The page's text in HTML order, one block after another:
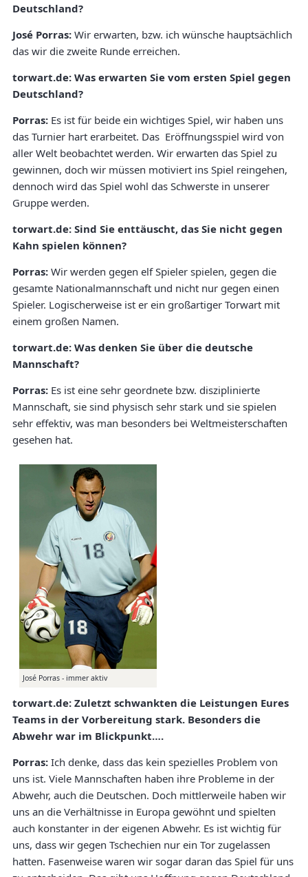
Deutschland?
José Porras: Wir erwarten, bzw. ich wünsche hauptsächlich
das wir die zweite Runde erreichen.
torwart.de: Was erwarten Sie vom ersten Spiel gegen
Deutschland?
Porras: Es ist für beide ein wichtiges Spiel, wir haben uns
das Turnier hart erarbeitet. Das Eröffnungsspiel wird von
aller Welt beobachtet werden. Wir erwarten das Spiel zu
gewinnen, doch wir müssen motiviert ins Spiel reingehen,
dennoch wird das Spiel wohl das Schwerste in unserer
Gruppe werden.
torwart.de: Sind Sie enttäuscht, das Sie nicht gegen
Kahn spielen können?
Porras: Wir werden gegen elf Spieler spielen, gegen die
gesamte Nationalmannschaft und nicht nur gegen einen
Spieler. Logischerweise ist er ein großartiger Torwart mit
einem großen Namen.
torwart.de: Was denken Sie über die deutsche
Mannschaft?
Porras: Es ist eine sehr geordnete bzw. disziplinierte
Mannschaft, sie sind physisch sehr stark und sie spielen
sehr effektiv, was man besonders bei Weltmeisterschaften
gesehen hat.
José Porras - immer aktiv
torwart.de: Zuletzt schwankten die Leistungen Eures
Teams in der Vorbereitung stark. Besonders die
Abwehr war im Blickpunkt….
Porras: Ich denke, dass das kein spezielles Problem von
uns ist. Viele Mannschaften haben ihre Probleme in der
Abwehr, auch die Deutschen. Doch mittlerweile haben wir
uns an die Verhältnisse in Europa gewöhnt und spielten
auch konstanter in der eigenen Abwehr. Es ist wichtig für
uns, dass wir gegen Tschechien nur ein Tor zugelassen
hatten. Fasenweise waren wir sogar daran das Spiel für uns